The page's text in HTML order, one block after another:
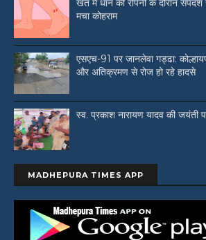
खेत में धान की रोपनी के दौरान
मचा कोहराम
एसएच-91 पर जानलेवा गड्ढा:
और अतिक्रमण से रोज हो रहे हादसे
स्व. प्रकाश नारायण यादव की जयंती
MADHEPURA TIMES APP